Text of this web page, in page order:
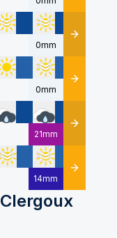
0mm Détails
0mm Détails
21mm Détails
14mm Détails
Clergoux